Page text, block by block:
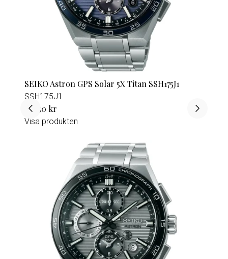
SEIKO Astron GPS Solar 5X Titan SSH175J1
SSH175J1
37 950 kr
Visa produkten